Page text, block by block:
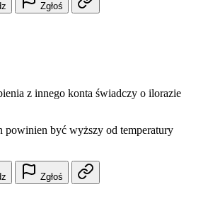
Zgłoś
z innego konta świadczy o ilorazie
powinien być wyższy od temperatury
Zgłoś